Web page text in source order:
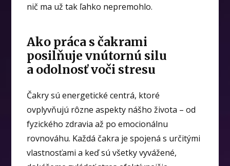
nič ma už tak ľahko nepremohlo.
Ako práca s čakrami
posilňuje vnútornú silu
a odolnosť voči stresu
Čakry sú energetické centrá, ktoré
ovplyvňujú rôzne aspekty nášho života – od
fyzického zdravia až po emocionálnu
rovnováhu. Každá čakra je spojená s určitými
vlastnosťami a keď sú všetky vyvážené,